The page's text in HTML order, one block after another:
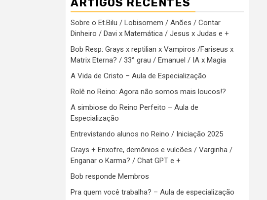
ARTIGOS RECENTES
Sobre o Et.Bilu / Lobisomem / Anões / Contar
Dinheiro / Davi x Matemática / Jesus x Judas e +
Bob Resp: Grays x reptilian x Vampiros /Fariseus x
Matrix Eterna? / 33° grau / Emanuel / IA x Magia
A Vida de Cristo – Aula de Especialização
Rolê no Reino: Agora não somos mais loucos!?
A simbiose do Reino Perfeito – Aula de
Especialização
Entrevistando alunos no Reino / Iniciação 2025
Grays + Enxofre, demônios e vulcões / Varginha /
Enganar o Karma? / Chat GPT e +
Bob responde Membros
Pra quem você trabalha? – Aula de especialização